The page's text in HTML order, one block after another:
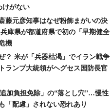
けがない
藤元彦知事はなぜ粉飾まがいの決
庫県が都道府県で初の「早期健全
機
？ 米が「兵器枯渇」でイラン戦争
ランプ大統領がヘグセス国防長官
加負担免除」の“落とし穴”…慢性
「配慮」されない恐れあり